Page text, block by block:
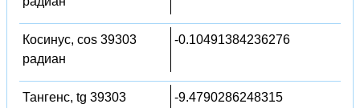
Косинус, cos 39303
радиан
-0.10491384236276
Тангенс, tg 39303
-9.4790286248315